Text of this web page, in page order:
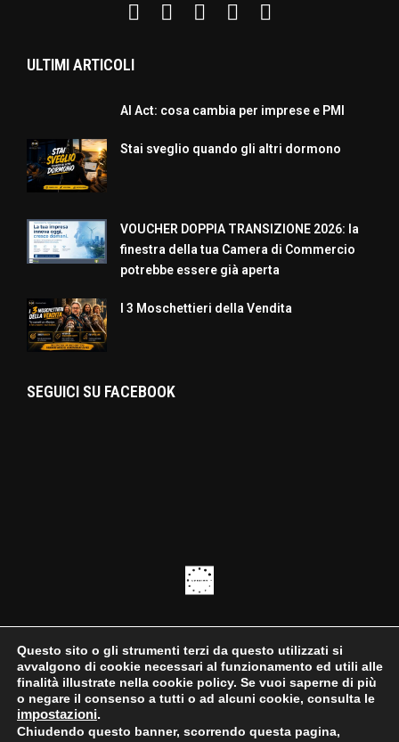
ULTIMI ARTICOLI
AI Act: cosa cambia per imprese e PMI
Stai sveglio quando gli altri dormono
VOUCHER DOPPIA TRANSIZIONE 2026: la
finestra della tua Camera di Commercio
potrebbe essere già aperta
I 3 Moschettieri della Vendita
SEGUICI SU FACEBOOK
Questo sito o gli strumenti terzi da questo utilizzati si
avvalgono di cookie necessari al funzionamento ed utili alle
finalità illustrate nella cookie policy. Se vuoi saperne di più
o negare il consenso a tutti o ad alcuni cookie, consulta le
impostazioni.
Chiudendo questo banner, scorrendo questa pagina,